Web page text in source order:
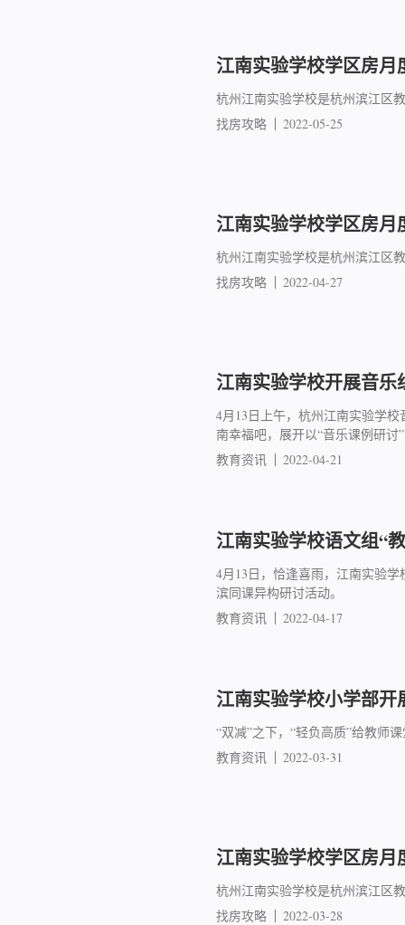
江南实验学校学区房月
杭州江南实验学校是杭州滨江区
找房攻略
2022-05-25
江南实验学校学区房月
杭州江南实验学校是杭州滨江区
找房攻略
2022-04-27
江南实验学校开展音
4月13日上午，杭州江南实验学
南幸福吧，展开以“音乐课例研
教育资讯
2022-04-21
江南实验学校语文组“
4月13日，恰逢喜雨，江南实验
滨同课异构研讨活动。
教育资讯
2022-04-17
江南实验学校小学部
“双减”之下，“轻负高质”给教师
教育资讯
2022-03-31
江南实验学校学区房月
杭州江南实验学校是杭州滨江区
找房攻略
2022-03-28